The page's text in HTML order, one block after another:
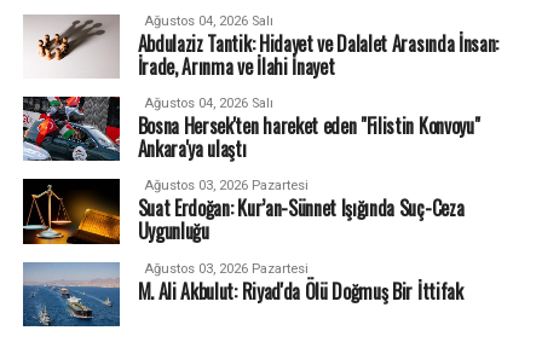
Ağustos 04, 2026 Salı
Abdulaziz Tantik: Hidayet ve Dalalet Arasında İnsan:
İrade, Arınma ve İlahi İnayet
Ağustos 04, 2026 Salı
Bosna Hersek'ten hareket eden "Filistin Konvoyu"
Ankara'ya ulaştı
Ağustos 03, 2026 Pazartesi
Suat Erdoğan: Kur’an-Sünnet Işığında Suç-Ceza
Uygunluğu
Ağustos 03, 2026 Pazartesi
M. Ali Akbulut: Riyad'da Ölü Doğmuş Bir İttifak